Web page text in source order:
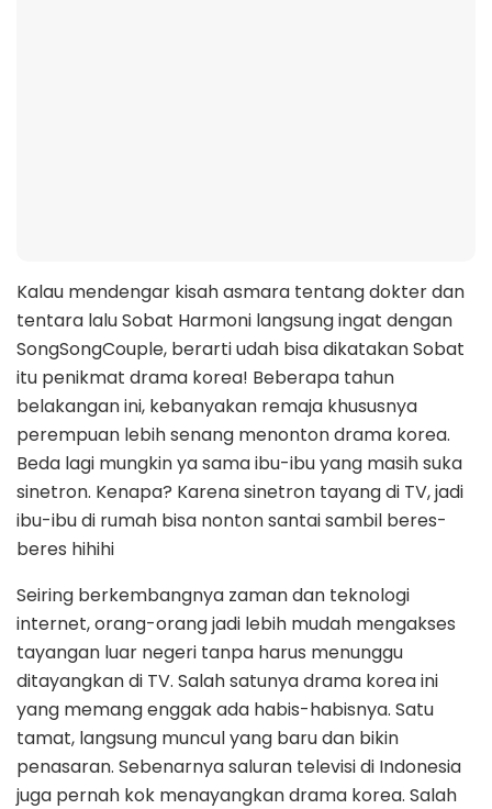
Kalau mendengar kisah asmara tentang dokter dan
tentara lalu Sobat Harmoni langsung ingat dengan
SongSongCouple, berarti udah bisa dikatakan Sobat
itu penikmat drama korea! Beberapa tahun
belakangan ini, kebanyakan remaja khususnya
perempuan lebih senang menonton drama korea.
Beda lagi mungkin ya sama ibu-ibu yang masih suka
sinetron. Kenapa? Karena sinetron tayang di TV, jadi
ibu-ibu di rumah bisa nonton santai sambil beres-
beres hihihi
Seiring berkembangnya zaman dan teknologi
internet, orang-orang jadi lebih mudah mengakses
tayangan luar negeri tanpa harus menunggu
ditayangkan di TV. Salah satunya drama korea ini
yang memang enggak ada habis-habisnya. Satu
tamat, langsung muncul yang baru dan bikin
penasaran. Sebenarnya saluran televisi di Indonesia
juga pernah kok menayangkan drama korea. Salah